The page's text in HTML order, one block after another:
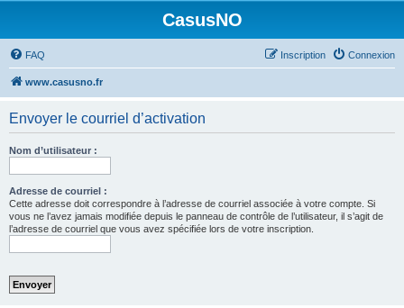
CasusNO
FAQ Connexion
Inscription
www.casusno.fr
Envoyer le courriel d’activation
Nom d’utilisateur :
Adresse de courriel :
Cette adresse doit correspondre à l’adresse de courriel associée à votre compte. Si
vous ne l’avez jamais modifiée depuis le panneau de contrôle de l’utilisateur, il s’agit de
l’adresse de courriel que vous avez spécifiée lors de votre inscription.